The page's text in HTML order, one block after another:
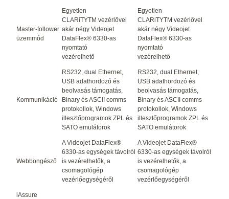
Master-follower
üzemmód
Egyetlen
CLARiTYTM vezérlővel
akár négy Videojet
DataFlex® 6330-as
nyomtató
vezérelhető
Egyetlen
CLARiTYTM vezérlővel
akár négy Videojet
DataFlex® 6330-as
nyomtató
vezérelhető
Kommunikáció
RS232, dual Ethernet,
USB adathordozó és
beolvasás támogatás,
Binary és ASCII comms
protokollok, Windows
illesztőprogramok ZPL és
SATO emulátorok
RS232, dual Ethernet,
USB adathordozó és
beolvasás támogatás,
Binary és ASCII comms
protokollok, Windows
illesztőprogramok ZPL és
SATO emulátorok
Webböngésző
A Videojet DataFlex®
6330-as egységek távolról
is vezérelhetők, a
csomagológép
vezérlőegységéről
A Videojet DataFlex®
6330-as egységek távolról
is vezérelhetők, a
csomagológép
vezérlőegységéről
iAssure